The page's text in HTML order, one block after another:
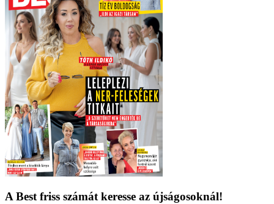
A Best friss számát keresse az újságosoknál!